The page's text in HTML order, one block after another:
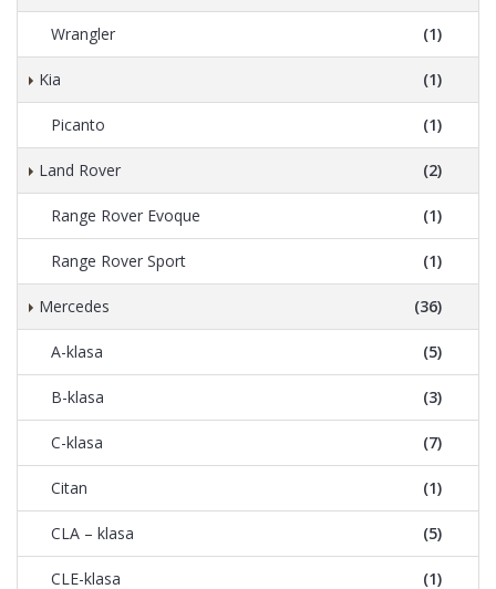
Wrangler (1)
Kia (1)
Picanto (1)
Land Rover (2)
Range Rover Evoque (1)
Range Rover Sport (1)
Mercedes (36)
A-klasa (5)
B-klasa (3)
C-klasa (7)
Citan (1)
CLA – klasa (5)
CLE-klasa (1)